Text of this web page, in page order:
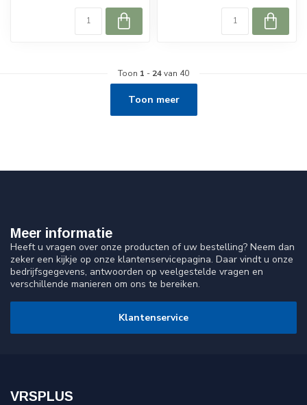
Toon 1 - 24van 40
Toon meer
Meer informatie
Heeft u vragen over onze producten of uw bestelling? Neem dan
zeker een kijkje op onze klantenservicepagina. Daar vindt u onze
bedrijfsgegevens, antwoorden op veelgestelde vragen en
verschillende manieren om ons te bereiken.
Klantenservice
VRSPLUS